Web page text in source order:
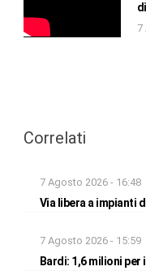
7
Correlati
7 Agosto 2026 - 16:48
Via libera a impianti
7 Agosto 2026 - 15:59
Bardi: 1,6 milioni